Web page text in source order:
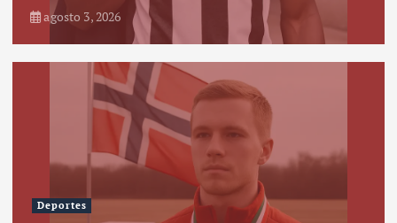
agosto 3, 2026
Deportes